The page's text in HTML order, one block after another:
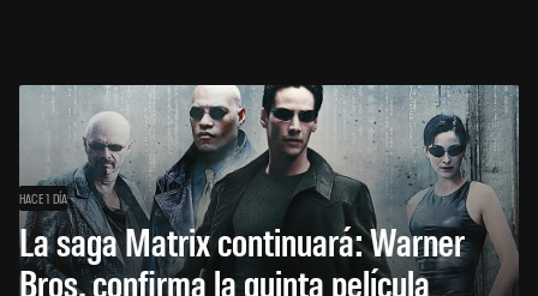
HACE 1 DÍA
La saga Matrix continuará: Warner
Bros. confirma la quinta película